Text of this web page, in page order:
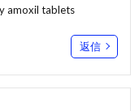
amoxil tablets
返信